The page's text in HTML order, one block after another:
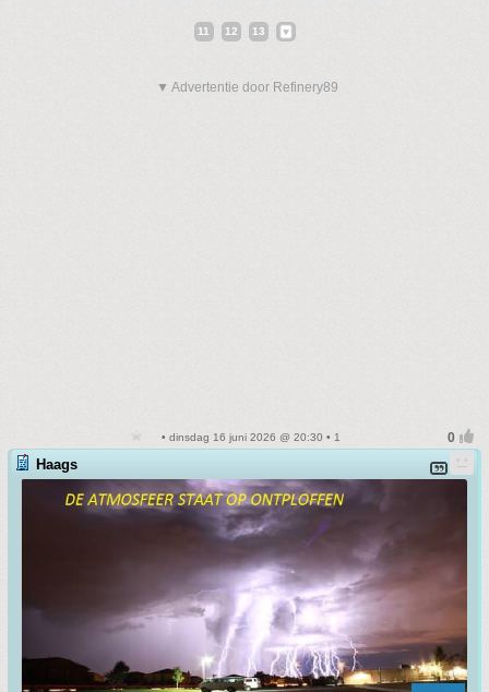
11 12 13
▼ Advertentie door Refinery89
• dinsdag 16 juni 2026 @ 20:30 • 1
Haags